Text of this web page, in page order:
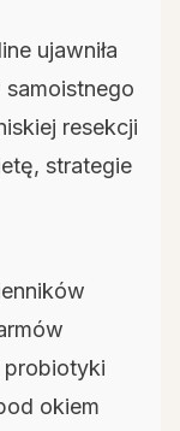
ujawniła
samoistnego
resekcji
strategie
okiem